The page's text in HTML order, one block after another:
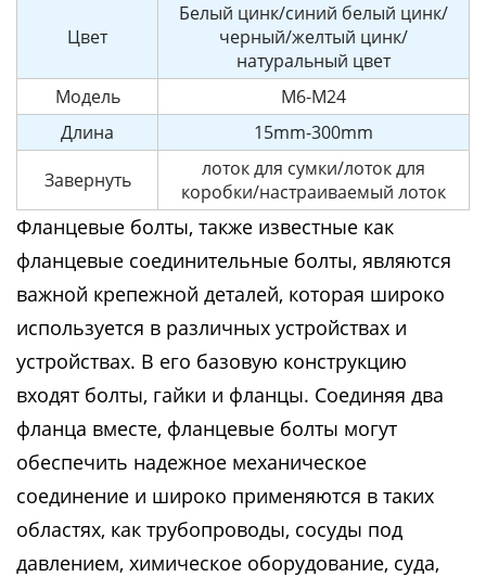
Цвет
Белый цинк/синий белый цинк/
черный/желтый цинк/
натуральный цвет
Модель
M6-M24
Длина
15mm-300mm
Завернуть
лоток для сумки/лоток для
коробки/настраиваемый лоток
Фланцевые болты, также известные как
фланцевые соединительные болты, являются
важной крепежной деталей, которая широко
используется в различных устройствах и
устройствах. В его базовую конструкцию
входят болты, гайки и фланцы. Соединяя два
фланца вместе, фланцевые болты могут
обеспечить надежное механическое
соединение и широко применяются в таких
областях, как трубопроводы, сосуды под
давлением, химическое оборудование, суда,